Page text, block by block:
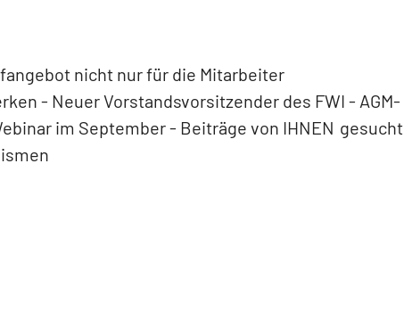
nicht nur für die Mitarbeiter
- Neuer Vorstandsvorsitzender des FWI - AGM-
im September - Beiträge von IHNEN gesucht